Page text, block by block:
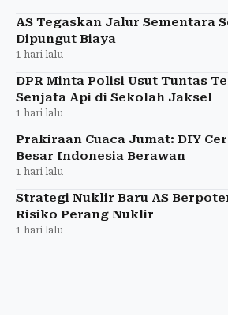
AS Tegaskan Jalur Sementara
Dipungut Biaya
1 hari lalu
DPR Minta Polisi Usut Tuntas
Senjata Api di Sekolah Jaksel
1 hari lalu
Prakiraan Cuaca Jumat: DIY
Besar Indonesia Berawan
1 hari lalu
Strategi Nuklir Baru AS
Risiko Perang Nuklir
1 hari lalu